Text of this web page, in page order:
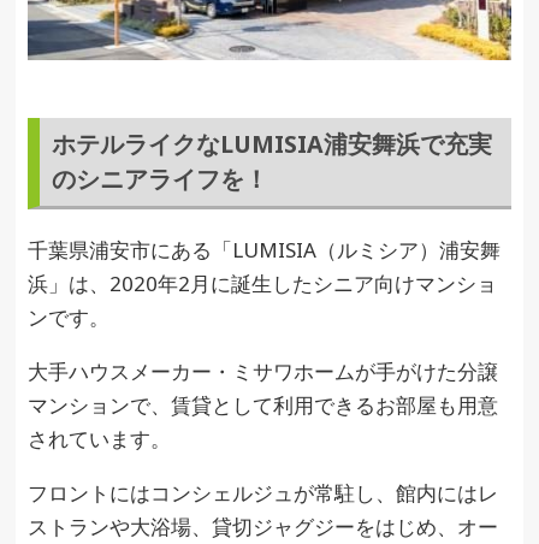
ホテルライクなLUMISIA浦安舞浜で充実
のシニアライフを！
千葉県浦安市にある「LUMISIA（ルミシア）浦安舞
浜」は、2020年2月に誕生したシニア向けマンショ
ンです。
大手ハウスメーカー・ミサワホームが手がけた分譲
マンションで、賃貸として利用できるお部屋も用意
されています。
フロントにはコンシェルジュが常駐し、館内にはレ
ストランや大浴場、貸切ジャグジーをはじめ、オー